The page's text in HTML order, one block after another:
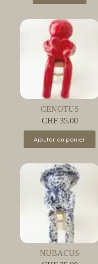
CENOTUS
CHF35.00
Ajouter au panier
NUBACUS